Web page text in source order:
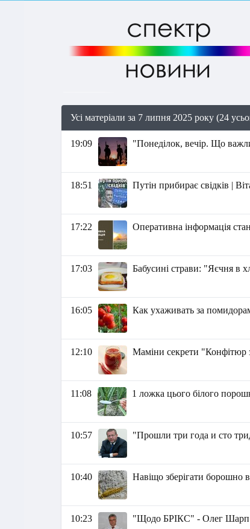
Усі матеріали за 7 липня 2025 року (24
19:09 "Понеділок, вечір. Що
18:51 Путін прибирає свідків |
17:22 Оперативна інформація
17:03 Бабусині страви: "Яєчня в
16:05 Как ухаживать за
12:10 Маміни секрети "Конфітюр
11:08 1 ложка цього білого
10:57 "Прошли три года и сто
10:40 Навіщо зберігати борошно
10:23 "Щодо БРІКС" - Олег Шарп